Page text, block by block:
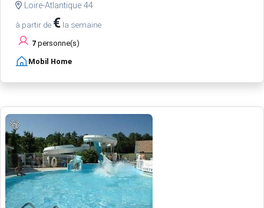
Loire-Atlantique 44
à partir de € la semaine
7 personne(s)
Mobil Home